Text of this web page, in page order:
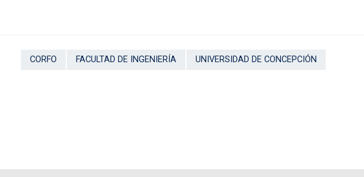
CORFO FACULTAD DE INGENIERÍA UNIVERSIDAD DE CONCEPCIÓN